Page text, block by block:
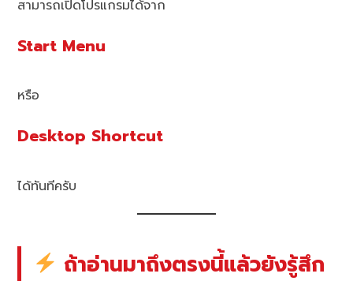
สามารถเปิดโปรแกรมได้จาก
Start Menu
หรือ
Desktop Shortcut
ได้ทันทีครับ
ถ้าอ่านมาถึงตรงนี้แล้วยังรู้สึก